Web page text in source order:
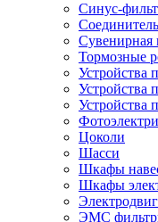
Синус-
Сувенирная
Тормозные
Устройства
Устройства
Устройства
Цоколи
Шасси
Шкафы
Шкафы
ЭМС